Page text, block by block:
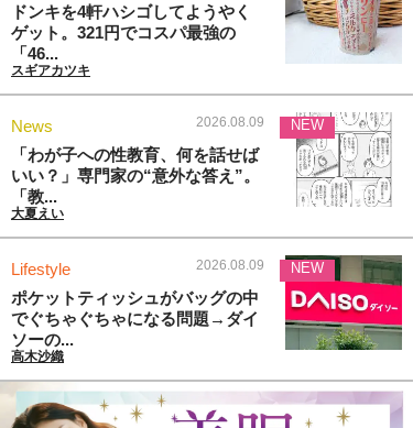
ドンキを4軒ハシゴしてようやく
ゲット。321円でコスパ最強の
「46...
スギアカツキ
News 2026.08.09
「わが子への性教育、何を話せば
いい？」専門家の“意外な答え”。
「教...
大夏えい
NEW
Lifestyle 2026.08.09
ポケットティッシュがバッグの中
でぐちゃぐちゃになる問題→ダイ
ソーの...
高木沙織
NEW